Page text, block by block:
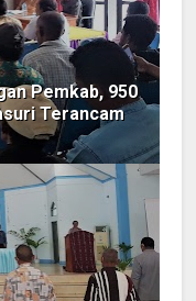
Pemkab, 950
Terancam